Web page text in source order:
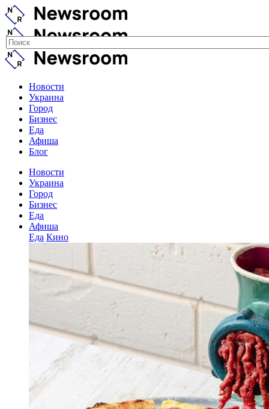
Новости
Украина
Город
Бизнес
Еда
Афиша
Блог
Новости
Украина
Город
Бизнес
Еда
Афиша
Еда Кино